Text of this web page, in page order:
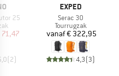
25
prijs
(2)
MERK
EXPED
Artikel
Serac 30
Productgroep
Tourrugzak
Prijs
vanaf€ 322,95
4,3(3)